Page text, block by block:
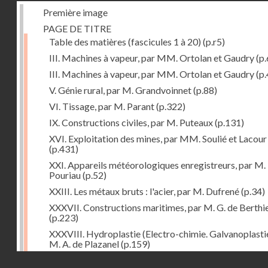
Première image
PAGE DE TITRE
Table des matières (fascicules 1 à 20) (p.r5)
III. Machines à vapeur, par MM. Ortolan et Gaudry
III. Machines à vapeur, par MM. Ortolan et Gaudry
V. Génie rural, par M. Grandvoinnet(p.88)
VI. Tissage, par M. Parant(p.322)
IX. Constructions civiles, par M. Puteaux(p.131)
XVI. Exploitation des mines, par MM. Soulié et Lacour
(p.431)
XXI. Appareils météorologiques enregistreurs, par M.
Pouriau(p.52)
XXIII. Les métaux bruts : l'acier, par M. Dufrené(p.34)
XXXVII. Constructions maritimes, par M. G. de
(p.223)
XXXVIII. Hydroplastie (Electro-chimie.
M. A. de Plazanel(p.159)